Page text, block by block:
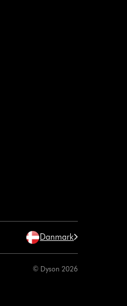
Danmark
© Dyson 2026